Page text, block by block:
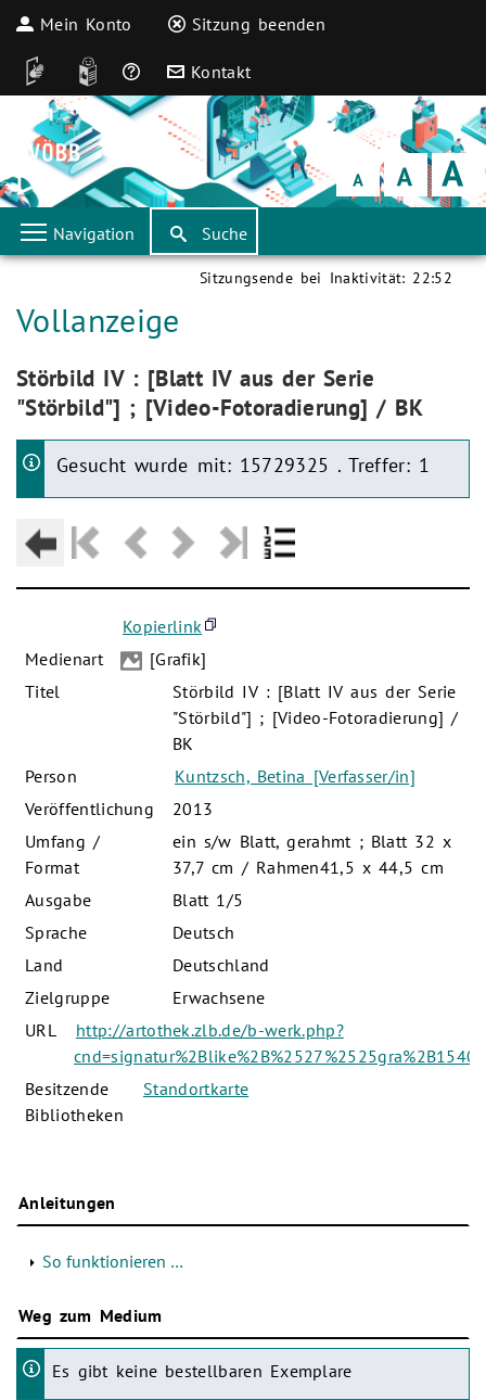
Mein Konto Sitzung beenden
DGS Leichte Sprache
Häufige Fragen
Kontakt
Schrift
klein Schrift
normal Schrift
groß
Navigation Suche
Sitzungsende bei Inaktivität: 22:52
Aktuelle Seite:
Vollanzeige
Aktuelle Seite:
Störbild IV : [Blatt IV aus der Serie
"Störbild"] ; [Video-Fotoradierung] / BK
Gesucht wurde mit: 15729325 . Treffer: 1
Kopierlink
Medienart
[Grafik]
Titel
Störbild IV : [Blatt IV aus der Serie
"Störbild"] ; [Video-Fotoradierung] /
BK
Person
Kuntzsch, Betina [Verfasser/in]
Veröffentlichung
2013
Umfang /
Format
ein s/w Blatt, gerahmt ; Blatt 32 x
37,7 cm / Rahmen41,5 x 44,5 cm
Ausgabe
Blatt 1/5
Sprache
Deutsch
Land
Deutschland
Zielgruppe
Erwachsene
URL
http://artothek.zlb.de/b-werk.php?
Besitzende
Bibliotheken
Standortkarte
Anleitungen
So funktionieren …
Weg zum Medium
Es gibt keine bestellbaren Exemplare